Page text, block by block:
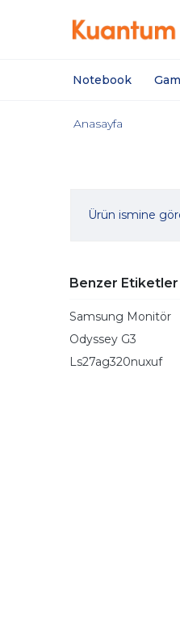
Notebook
Anasayfa
Ürün ismine
Benzer Etiketler
Samsung Monitör
Odyssey G3
Ls27ag320nuxuf